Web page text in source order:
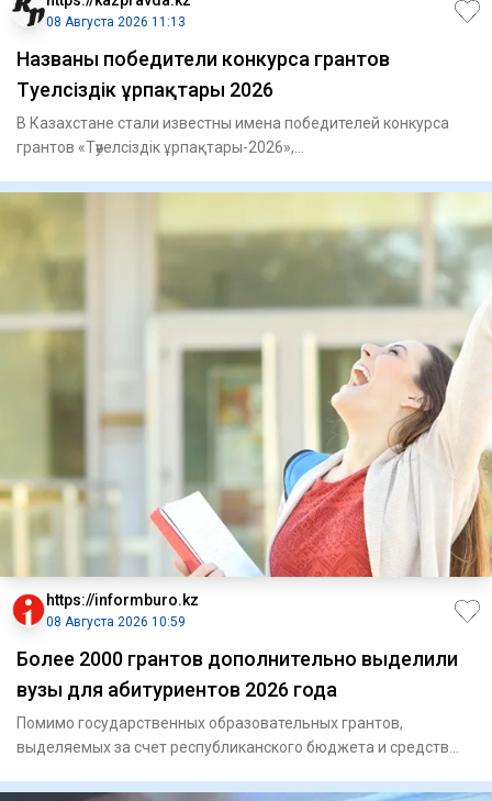
08 Августа 2026 11:13
Названы победители конкурса грантов
Тәуелсіздік ұрпақтары 2026
В Казахстане стали известны имена победителей конкурса
грантов «Тәуелсіздік ұрпақтары-2026»,
https://informburo.kz
08 Августа 2026 10:59
Более 2000 грантов дополнительно выделили
вузы для абитуриентов 2026 года
Помимо государственных образовательных грантов,
выделяемых за счет республиканского бюджета и средств